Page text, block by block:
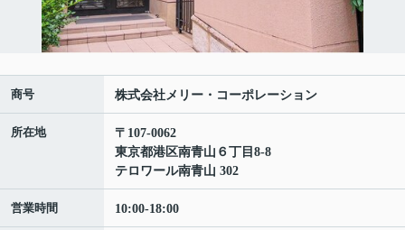
商号 株式会社メリー・コーポレーション
所在地
〒107-0062
東京都港区南青山６丁目8-8
テロワール南青山 302
営業時間 10:00-18:00